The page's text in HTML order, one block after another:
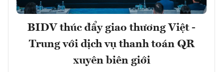
BIDV thúc đẩy giao thương Việt -
Trung với dịch vụ thanh toán QR
xuyên biên giới